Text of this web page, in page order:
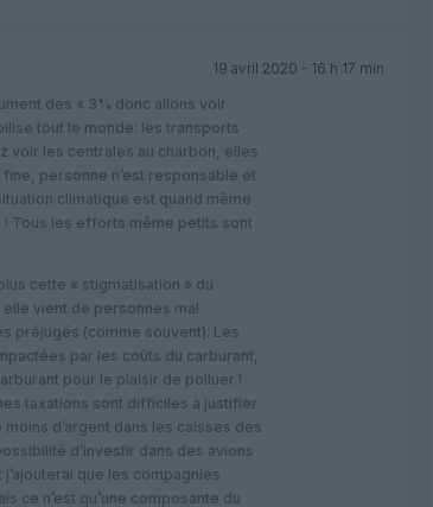
19 avril 2020 - 16 h 17 min
des « 3% donc allons voir
tout le monde: les transports
voir les centrales au charbon, elles
personne n’est responsable et
climatique est quand même
Tous les efforts même petits sont
cette « stigmatisation » du
vient de personnes mal
préjugés (comme souvent). Les
par les coûts du carburant,
pour le plaisir de polluer !
taxations sont difficiles à justifier
d’argent dans les caisses des
d’investir dans des avions
que les compagnies
ce n’est qu’une composante du